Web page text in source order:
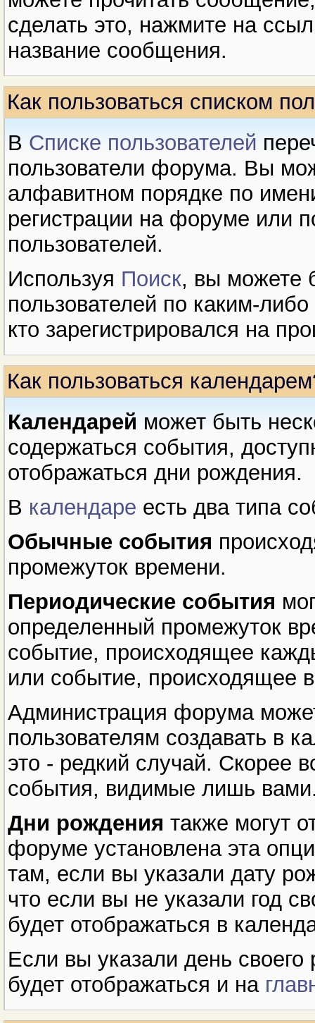
сделать это, нажмите на
название сообщения.
Как пользоваться списком
В Cписке пользователей
пользователи форума. Вы
алфавитном порядке по
регистрации на форуме или
пользователей.
Используя Поиск, вы можете
пользователей по каким-
кто зарегистрировался на
Как пользоваться
Календарей может быть
содержаться события,
отображаться дни рождения.
В календаре есть два типа
Обычные события
промежуток времени.
Периодические события
определенный промежуток
событие, происходящее
или событие, происходящее
Администрация форума
пользователям создавать в
это - редкий случай. Скорее
события, видимые лишь
Дни рождения также могут
форуме установлена эта
там, если вы указали дату
что если вы не указали год
будет отображаться в
Если вы указали день
будет отображаться и на